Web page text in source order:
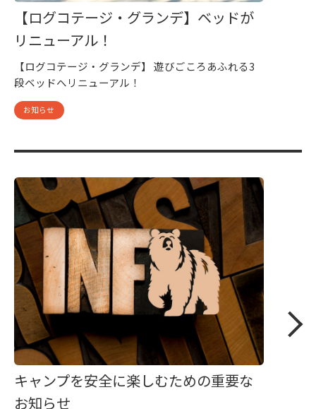
【ログコテージ・グランデ】ベッドが
リニューアル！
【ログコテージ・グランデ】 遊びごころあふれる3
段ベッドへリニューアル！
お知らせ
キャンプを安全に楽しむための重要な
お知らせ